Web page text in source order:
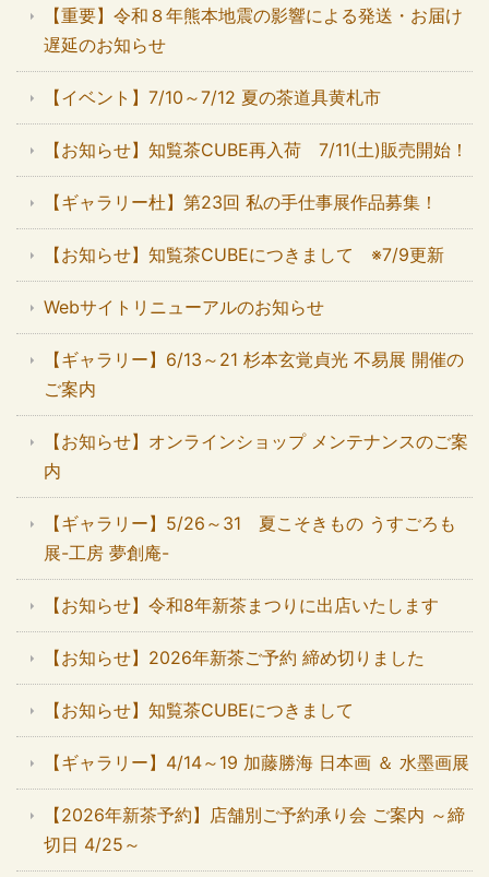
【重要】令和８年熊本地震の影響による発送・お届け
遅延のお知らせ
【イベント】7/10～7/12 夏の茶道具黄札市
【お知らせ】知覧茶CUBE再入荷 7/11(土)販売開始！
【ギャラリー杜】第23回 私の手仕事展作品募集！
【お知らせ】知覧茶CUBEにつきまして ※7/9更新
Webサイトリニューアルのお知らせ
【ギャラリー】6/13～21 杉本玄覚貞光 不易展 開催の
ご案内
【お知らせ】オンラインショップ メンテナンスのご案
内
【ギャラリー】5/26～31 夏こそきもの うすごろも
展-工房 夢創庵-
【お知らせ】令和8年新茶まつりに出店いたします
【お知らせ】2026年新茶ご予約 締め切りました
【お知らせ】知覧茶CUBEにつきまして
【ギャラリー】4/14～19 加藤勝海 日本画 ＆ 水墨画展
【2026年新茶予約】店舗別ご予約承り会 ご案内 ～締
切日 4/25～